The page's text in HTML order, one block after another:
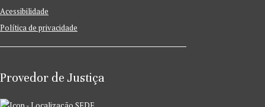
Acessibilidade
Política de privacidade
Provedor de Justiça